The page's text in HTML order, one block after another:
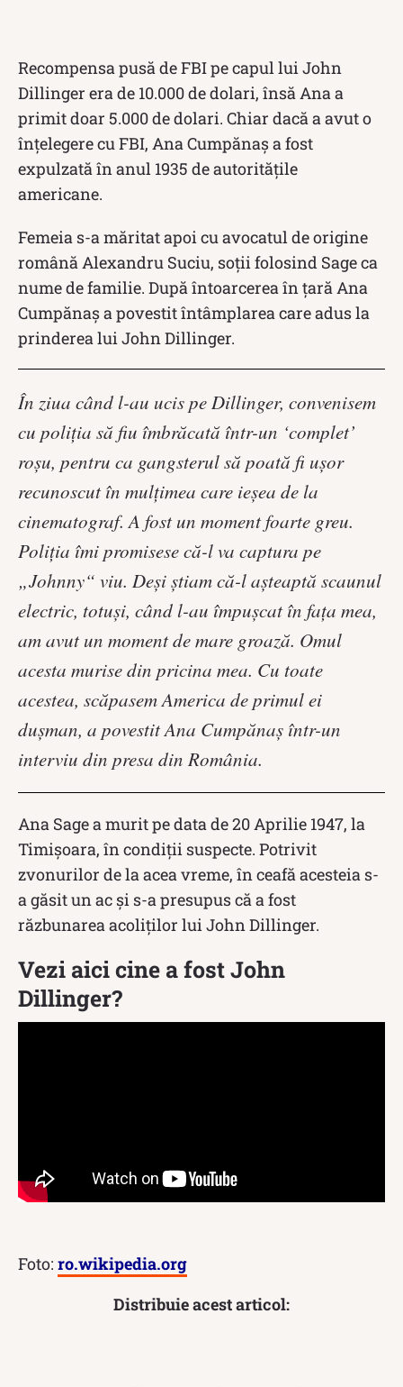
Recompensa pusă de FBI pe capul lui John
Dillinger era de 10.000 de dolari, însă Ana a
primit doar 5.000 de dolari. Chiar dacă a avut o
înțelegere cu FBI, Ana Cumpănaș a fost
expulzată în anul 1935 de autoritățile
americane.
Femeia s-a măritat apoi cu avocatul de origine
română Alexandru Suciu, soții folosind Sage ca
nume de familie. După întoarcerea în țară Ana
Cumpănaș a povestit întâmplarea care adus la
prinderea lui John Dillinger.
În ziua când l-au ucis pe Dillinger, convenisem
cu poliția să fiu îmbrăcată într-un ‘complet’
roșu, pentru ca gangsterul să poată fi ușor
recunoscut în mulțimea care ieșea de la
cinematograf. A fost un moment foarte greu.
Poliția îmi promisese că-l va captura pe
„Johnny“ viu. Deși știam că-l așteaptă scaunul
electric, totuși, când l-au împușcat în fața mea,
am avut un moment de mare groază. Omul
acesta murise din pricina mea. Cu toate
acestea, scăpasem America de primul ei
dușman, a povestit Ana Cumpănaş într-un
interviu din presa din România.
Ana Sage a murit pe data de 20 Aprilie 1947, la
Timișoara, în condiții suspecte. Potrivit
zvonurilor de la acea vreme, în ceafă acesteia s-
a găsit un ac și s-a presupus că a fost
răzbunarea acoliților lui John Dillinger.
Vezi aici cine a fost John
Dillinger?
Foto: ro.wikipedia.org
Distribuie acest articol: